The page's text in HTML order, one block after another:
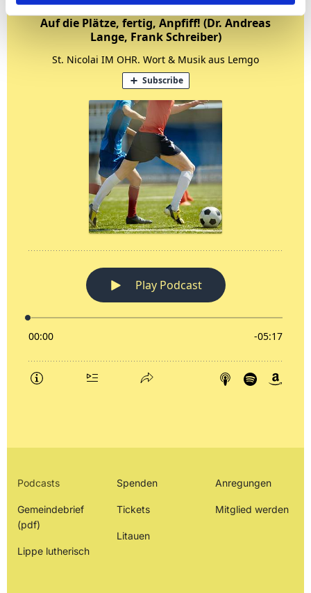
Podcasts
Gemeindebrief
(pdf)
Lippe lutherisch
Spenden
Tickets
Litauen
Anregungen
Mitglied werden